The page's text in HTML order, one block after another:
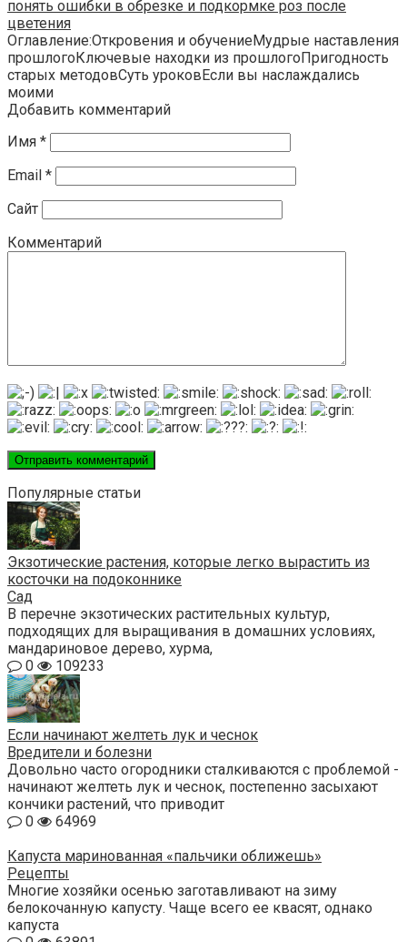
понять ошибки в обрезке и подкормке роз после
цветения
Оглавление:Откровения и обучениеМудрые наставления
прошлогоКлючевые находки из прошлогоПригодность
старых методовСуть уроковЕсли вы наслаждались
моими
Добавить комментарий
Имя *
Email *
Сайт
Комментарий
Популярные статьи
Экзотические растения, которые легко вырастить из
косточки на подоконнике
Сад
В перечне экзотических растительных культур,
подходящих для выращивания в домашних условиях,
мандариновое дерево, хурма,
0
109233
Если начинают желтеть лук и чеснок
Вредители и болезни
Довольно часто огородники сталкиваются с проблемой -
начинают желтеть лук и чеснок, постепенно засыхают
кончики растений, что приводит
0
64969
Капуста маринованная «пальчики оближешь»
Рецепты
Многие хозяйки осенью заготавливают на зиму
белокочанную капусту. Чаще всего ее квасят, однако
капуста